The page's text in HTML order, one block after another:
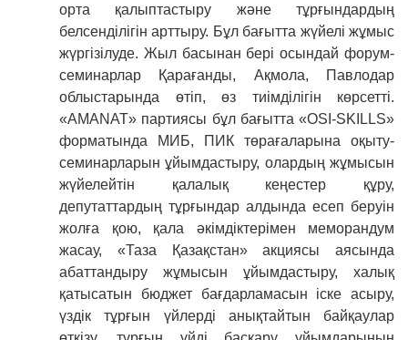
орта қалыптастыру және тұрғындардың
белсенділігін арттыру. Бұл бағытта жүйелі жұмыс
жүргізілуде. Жыл басынан бері осындай форум-
семинарлар Қарағанды, Ақмола, Павлодар
облыстарында өтіп, өз тиімділігін көрсетті.
«AMANAT» партиясы бұл бағытта «OSI-SKILLS»
форматында МИБ, ПИК төрағаларына оқыту-
семинарларын ұйымдастыру, олардың жұмысын
жүйелейтін қалалық кеңестер құру,
депутаттардың тұрғындар алдында есеп беруін
жолға қою, қала әкімдіктерімен меморандум
жасау, «Таза Қазақстан» акциясы аясында
абаттандыру жұмысын ұйымдастыру, халық
қатысатын бюджет бағдарламасын іске асыру,
үздік тұрғын үйлерді анықтайтын байқаулар